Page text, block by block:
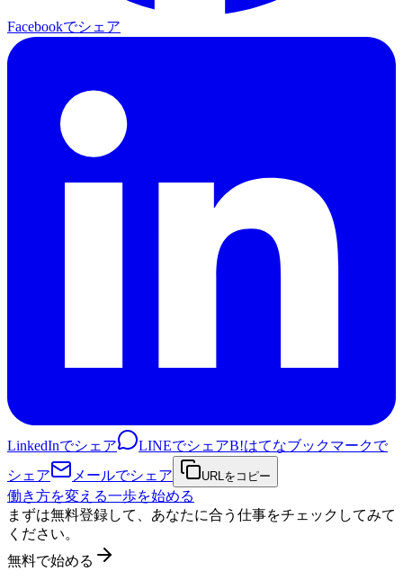
Facebookでシェア
LinkedInでシェア LINEでシェアB!はてなブックマークで
シェア
メールでシェア URLをコピー
働き方を変える一歩を始める
まずは無料登録して、あなたに合う仕事をチェックしてみて
ください。
無料で始める